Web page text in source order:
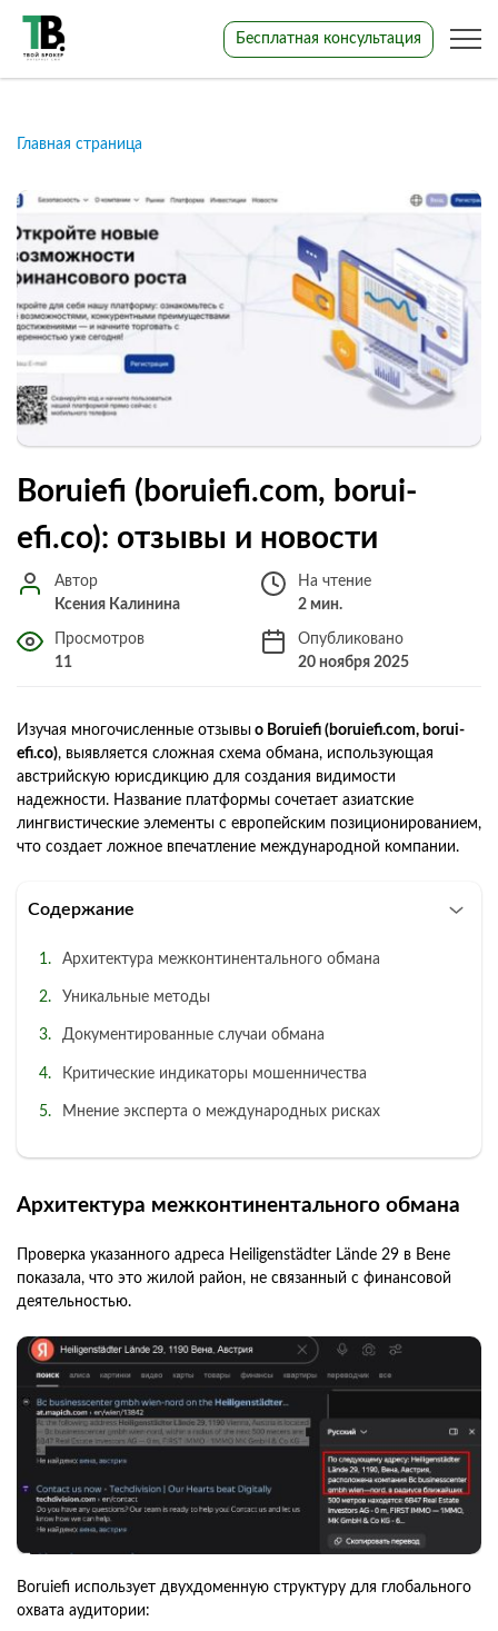
Бесплатная консультация
Главная страница
Boruiefi (boruiefi.com, borui-
efi.co): отзывы и новости
Автор
Ксения Калинина
На чтение
2 мин.
Просмотров
11
Опубликовано
20 ноября 2025
Изучая многочисленные отзывы о Boruiefi (boruiefi.com, borui-
efi.co), выявляется сложная схема обмана, использующая
австрийскую юрисдикцию для создания видимости
надежности. Название платформы сочетает азиатские
лингвистические элементы с европейским позиционированием,
что создает ложное впечатление международной компании.
Содержание
Архитектура межконтинентального обмана
Уникальные методы
Документированные случаи обмана
Критические индикаторы мошенничества
Мнение эксперта о международных рисках
Архитектура межконтинентального обмана
Проверка указанного адреса Heiligenstädter Lände 29 в Вене
показала, что это жилой район, не связанный с финансовой
деятельностью.
Boruiefi использует двухдоменную структуру для глобального
охвата аудитории: